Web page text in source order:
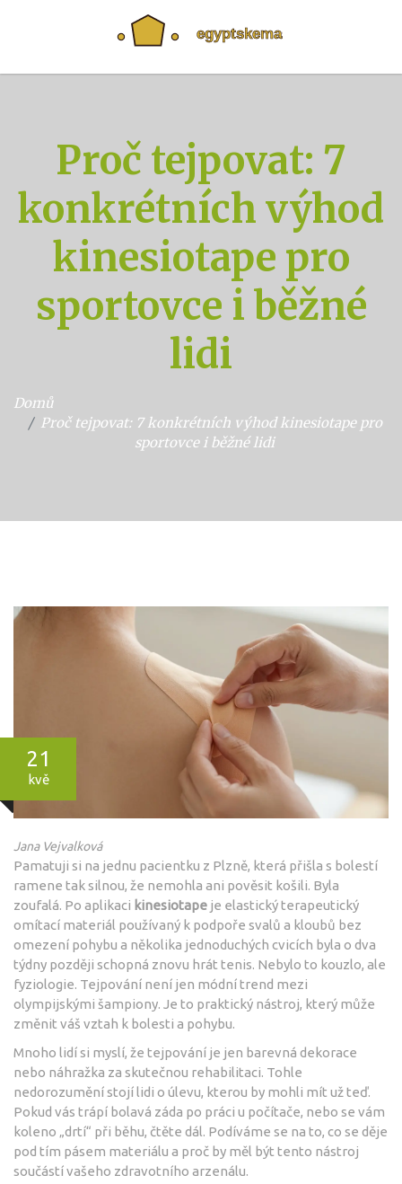
Proč tejpovat: 7
konkrétních výhod
kinesiotape pro
sportovce i běžné
lidi
Domů
Proč tejpovat: 7 konkrétních výhod kinesiotape pro
sportovce i běžné lidi
21
kvě
Jana Vejvalková
Pamatuji si na jednu pacientku z Plzně, která přišla s bolestí
ramene tak silnou, že nemohla ani pověsit košili. Byla
zoufalá. Po aplikaci kinesiotape je elastický terapeutický
omítací materiál používaný k podpoře svalů a kloubů bez
omezení pohybu a několika jednoduchých cvicích byla o dva
týdny později schopná znovu hrát tenis. Nebylo to kouzlo, ale
fyziologie. Tejpování není jen módní trend mezi
olympijskými šampiony. Je to praktický nástroj, který může
změnit váš vztah k bolesti a pohybu.
Mnoho lidí si myslí, že tejpování je jen barevná dekorace
nebo náhražka za skutečnou rehabilitaci. Tohle
nedorozumění stojí lidi o úlevu, kterou by mohli mít už teď.
Pokud vás trápí bolavá záda po práci u počítače, nebo se vám
koleno „drtí“ při běhu, čtěte dál. Podíváme se na to, co se děje
pod tím pásem materiálu a proč by měl být tento nástroj
součástí vašeho zdravotního arzenálu.